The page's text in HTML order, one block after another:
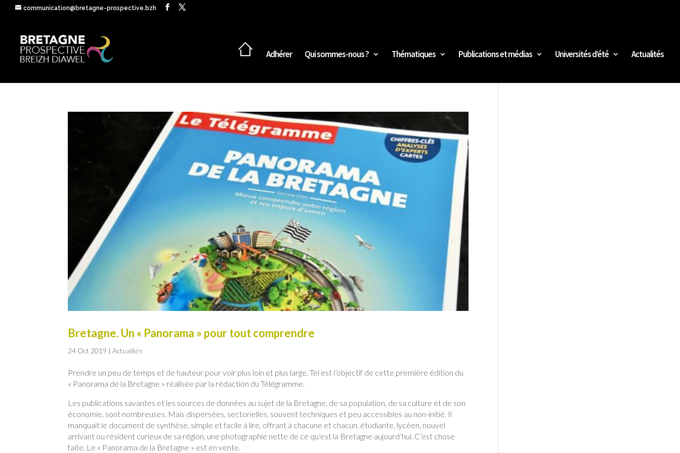
communication@bretagne-prospective.bzh
Adhérer Qui sommes-nous ? Thématiques Publications et médias Universités d’été Actualités
Bretagne. Un « Panorama » pour tout comprendre
24 Oct 2019 |Actualités
Prendre un peu de temps et de hauteur pour voir plus loin et plus large. Tel est l’objectif de cette première édition du
« Panorama de la Bretagne » réalisée par la rédaction du Télégramme.
Les publications savantes et les sources de données au sujet de la Bretagne, de sa population, de sa culture et de son
économie, sont nombreuses. Mais dispersées, sectorielles, souvent techniques et peu accessibles au non-initié. Il
manquait le document de synthèse, simple et facile à lire, offrant à chacune et chacun, étudiante, lycéen, nouvel
arrivant ou résident curieux de sa région, une photographie nette de ce qu’est la Bretagne aujourd’hui. C’est chose
faite. Le « Panorama de la Bretagne » est en vente.